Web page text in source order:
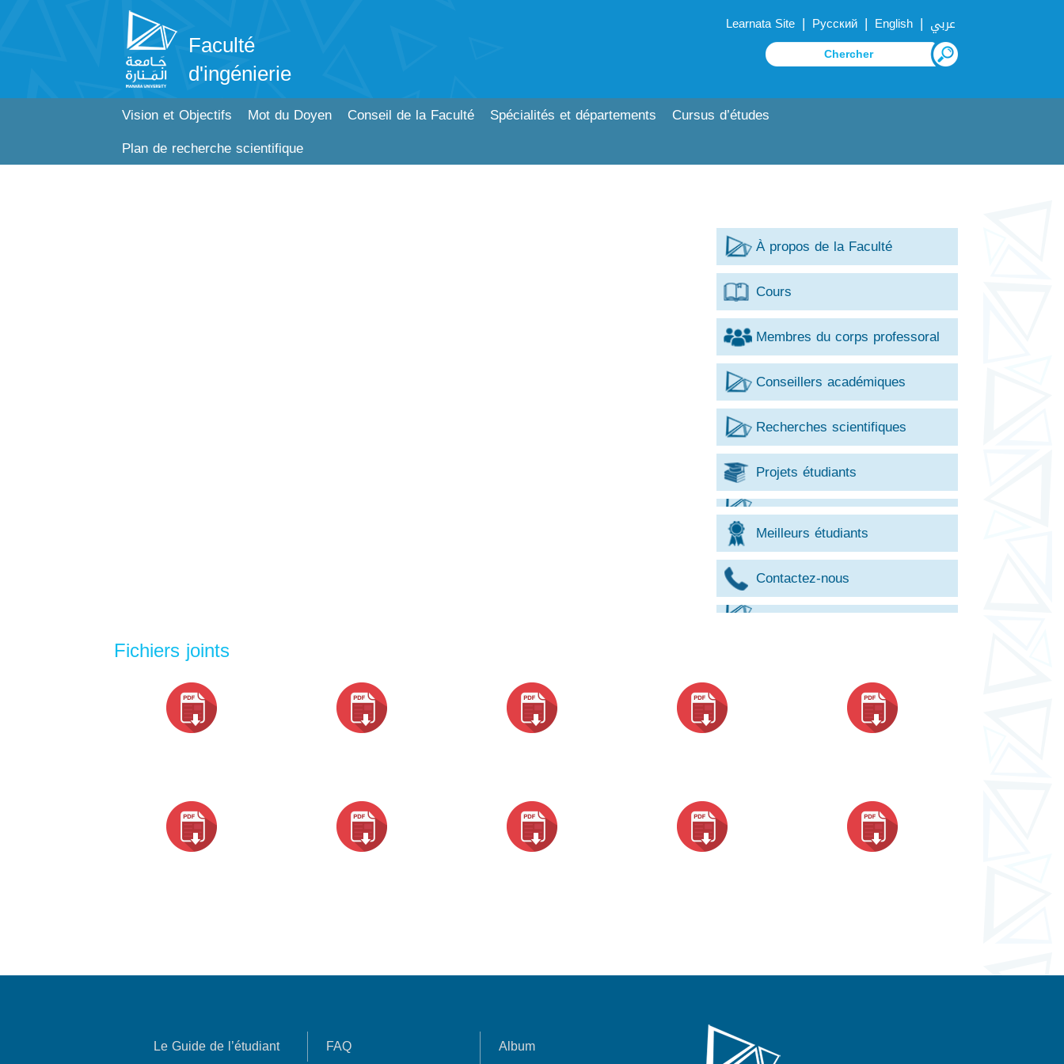
Faculté
d'ingénierie
Learnata Site | Русский | English | عربي
Vision et Objectifs Mot du Doyen Conseil de la Faculté Spécialités et départements
Cursus d’études
Plan de recherche scientifique
À propos de la Faculté
Cours
Membres du corps professoral
Conseillers académiques
Recherches scientifiques
Projets étudiants
Meilleurs étudiants
Contactez-nous
Fichiers joints
Le Guide de l’étudiant FAQ Album